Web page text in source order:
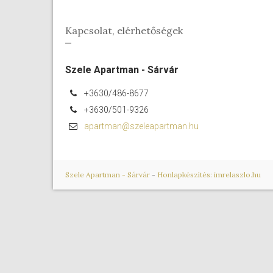
Kapcsolat, elérhetőségek
Szele Apartman - Sárvár
+3630/486-8677
+3630/501-9326
apartman@szeleapartman.hu
Szele Apartman - Sárvár - Honlapkészítés: imrelaszlo.hu